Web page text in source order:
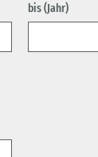
bis (Jahr)